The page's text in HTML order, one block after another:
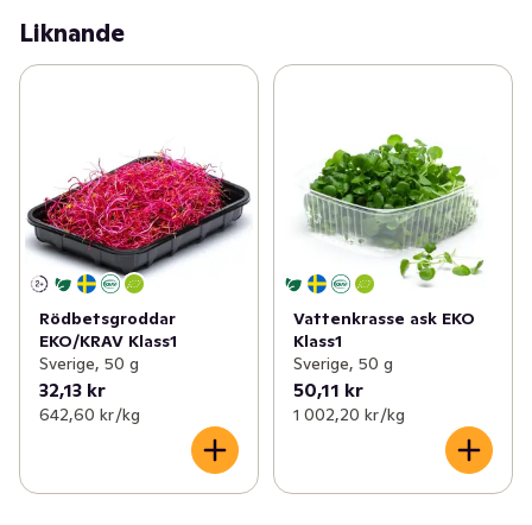
Liknande
Rödbetsgroddar
EKO/KRAV Klass1
Sverige, 50 g
32,13 kr
642,60 kr /kg
Vattenkrasse ask EKO
Klass1
Sverige, 50 g
50,11 kr
1 002,20 kr /kg